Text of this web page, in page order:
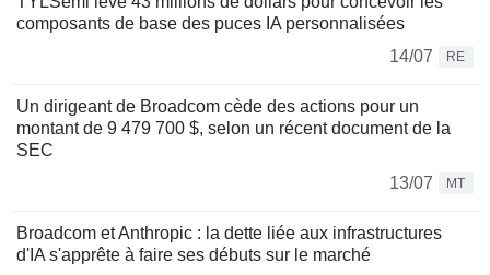
composants de base des puces IA personnalisées
14/07
RE
Un dirigeant de Broadcom cède des actions pour un
montant de 9 479 700 $, selon un récent document de la
SEC
13/07
MT
Broadcom et Anthropic : la dette liée aux infrastructures
d'IA s'apprête à faire ses débuts sur le marché